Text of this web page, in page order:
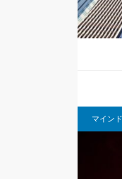
マイン